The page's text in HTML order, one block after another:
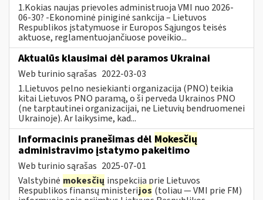
1.Kokias naujas prievoles administruoja VMI nuo 2026-
06-30? -Ekonominė piniginė sankcija – Lietuvos
Respublikos įstatymuose ir Europos Sąjungos teisės
aktuose, reglamentuojančiuose poveikio...
Aktualūs klausimai dėl paramos Ukrainai
Web turinio sąrašas 2022-03-03
1.Lietuvos pelno nesiekianti organizacija (PNO) teikia
kitai Lietuvos PNO paramą, o ši perveda Ukrainos PNO
(ne tarptautinei organizacijai, ne Lietuvių bendruomenei
Ukrainoje). Ar laikysime, kad...
Informacinis pranešimas dėl Mokesčių
administravimo įstatymo pakeitimo
Web turinio sąrašas 2025-07-01
Valstybinė mokesčių inspekcija prie Lietuvos
Respublikos finansų ministerijos (toliau — VMI prie FM)